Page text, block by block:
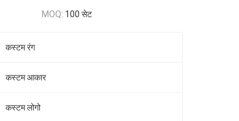
MOQ: 100 सेट
कस्टम रंग
कस्टम आकार
कस्टम लोगो